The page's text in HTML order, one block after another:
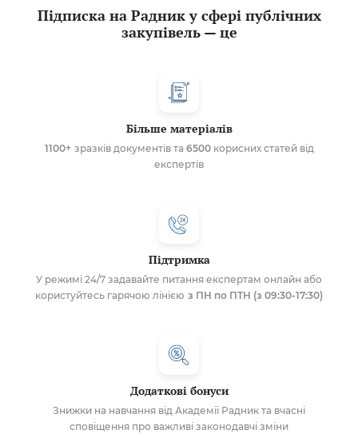
Підписка на Радник у сфері публічних
закупівель — це
Більше матеріалів
1100+ зразків документів та 6500корисних статей від
експертів
Підтримка
У режимі 24/7 задавайте питання експертам онлайн або
користуйтесь гарячою лінією з ПН по ПТН (з 09:30-17:30)
Додаткові бонуси
Знижки на навчання від Академії Радник та вчасні
сповіщення про важливі законодавчі зміни